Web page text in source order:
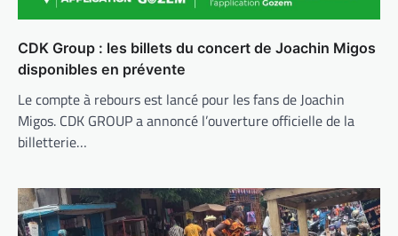
CDK Group : les billets du concert de Joachin Migos
disponibles en prévente
Le compte à rebours est lancé pour les fans de Joachin
Migos. CDK GROUP a annoncé l’ouverture officielle de la
billetterie…